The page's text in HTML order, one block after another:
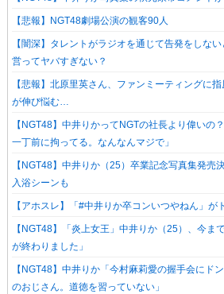
【悲報】NGT48劇場公演の観客90人
【闇深】タレントがラジオを通じて告発をしな
営ってヤバすぎない？
【悲報】北原里英さん、ファンミーティングに
が伸び悩む…
【NGT48】中井りかってNGTの社長より偉いの
一丁前に拘ってる。なんなんマジで」
【NGT48】中井りか（25）卒業記念写真集発
入浴シーンも
【アホスレ】「#中井りか卒コンいつやねん」が
【NGT48】「炎上女王」中井りか（25）、今ま
が終わりました」
【NGT48】中井りか「今村麻莉愛の握手会にド
のおじさん。道徳を習っていない」